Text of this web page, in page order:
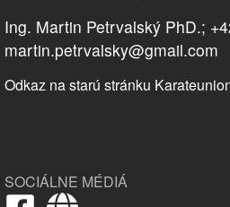
Ing. Martin Petrvalský PhD.;
martin.petrvalsky@gmail.com
Odkaz na starú stránku
SOCIÁLNE MÉDIÁ